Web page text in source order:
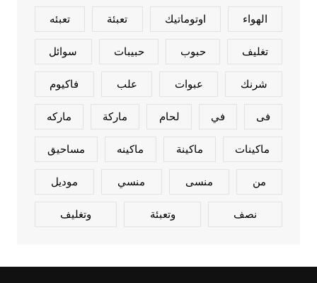
الهواء اوتوماتيك تعبئة تعبئه
تغليف حبوب حبيبات سوائل
شرنك عبوات علب فاكيوم
فى في لحام ماركة ماركه
ماكينات ماكينة ماكينه مساحيق
من منسى منسي موديل
نصف وتعبئة وتغليف